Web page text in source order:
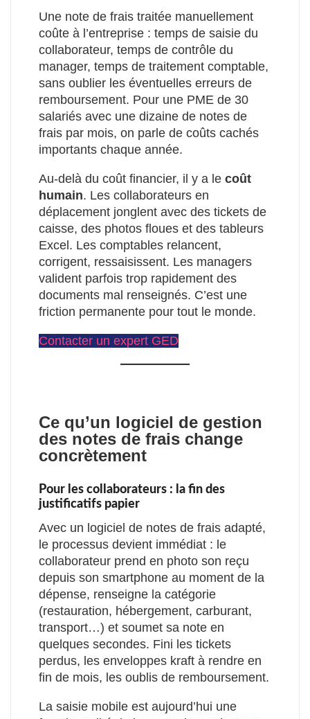
Une note de frais traitée manuellement
coûte à l’entreprise : temps de saisie du
collaborateur, temps de contrôle du
manager, temps de traitement comptable,
sans oublier les éventuelles erreurs de
remboursement. Pour une PME de 30
salariés avec une dizaine de notes de
frais par mois, on parle de coûts cachés
importants chaque année.
Au-delà du coût financier, il y a le coût
humain. Les collaborateurs en
déplacement jonglent avec des tickets de
caisse, des photos floues et des tableurs
Excel. Les comptables relancent,
corrigent, ressaisissent. Les managers
valident parfois trop rapidement des
documents mal renseignés. C’est une
friction permanente pour tout le monde.
Contacter un expert GED
Ce qu’un logiciel de gestion
des notes de frais change
concrètement
Pour les collaborateurs : la fin des
justificatifs papier
Avec un logiciel de notes de frais adapté,
le processus devient immédiat : le
collaborateur prend en photo son reçu
depuis son smartphone au moment de la
dépense, renseigne la catégorie
(restauration, hébergement, carburant,
transport…) et soumet sa note en
quelques secondes. Fini les tickets
perdus, les enveloppes kraft à rendre en
fin de mois, les oublis de remboursement.
La saisie mobile est aujourd’hui une